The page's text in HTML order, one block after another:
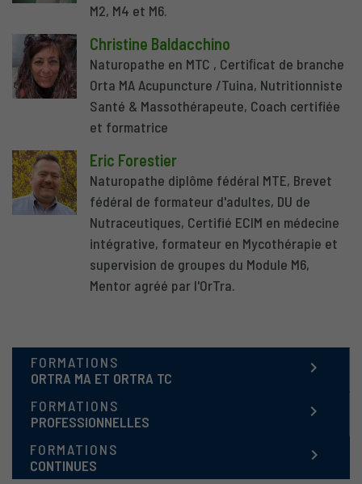
M2, M4 et M6.
Christine Baldacchino
Naturopathe en MTC , Certiﬁcat de branche
Orta MA Acupuncture /Tuina, Nutritionniste
Santé & Massothérapeute, Coach certifiée
et formatrice
Eric Forestier
Naturopathe diplôme fédéral MTE, Brevet
fédéral de formateur d'adultes, DU de
Nutraceutiques, Certifié ECIM en médecine
intégrative, formateur en Mycothérapie et
supervision de groupes du Module M6,
Mentor agréé par l'OrTra.
FORMATIONS
ORTRA MA ET ORTRA TC
keyboard_arrow_right
FORMATIONS
PROFESSIONNELLES
keyboard_arrow_right
FORMATIONS
CONTINUES
keyboard_arrow_right